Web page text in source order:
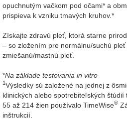
opuchnutým vačkom pod očami* a
prispieva k vzniku tmavých kruhov.*
Získajte zdravú pleť, ktorá starne
– so zložením pre normálnu/suchú
zmiešanú/mastnú pleť.
*Na základe testovania in vitro
1 Výsledky sú založené na jednej z
klinických alebo spotrebiteľských štúdií
55 až 214 žien používalo TimeWise®
inštrukcií.